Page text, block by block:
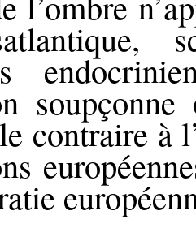
contraire à